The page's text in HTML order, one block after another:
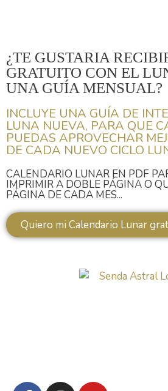
¿TE GUSTARIA
GRATUITO CON EL
UNA GUÍA MENSUAL?
INCLUYE UNA GUÍA DE
LUNA NUEVA, PARA QUE
PUEDAS APROVECHAR
DE CADA NUEVO CICLO
CALENDARIO LUNAR EN PDF
IMPRIMIR A DOBLE PÁGINA O
PÁGINA DE CADA MES...
Quiero mi Calendario Lunar